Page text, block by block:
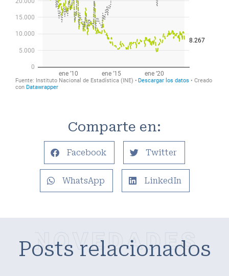
Comparte en:
Facebook Twitter
WhatsApp LinkedIn
Posts relacionados